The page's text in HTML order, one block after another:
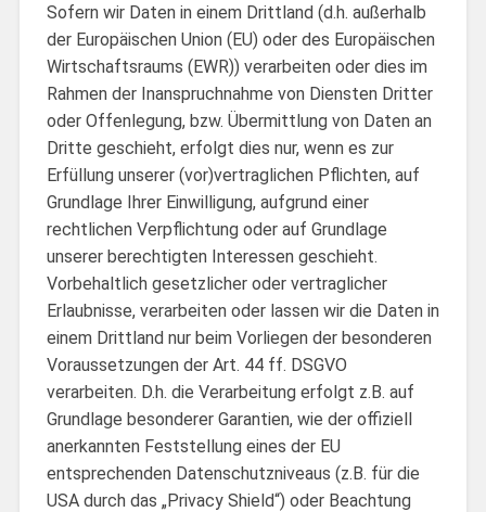
Sofern wir Daten in einem Drittland (d.h. außerhalb
der Europäischen Union (EU) oder des Europäischen
Wirtschaftsraums (EWR)) verarbeiten oder dies im
Rahmen der Inanspruchnahme von Diensten Dritter
oder Offenlegung, bzw. Übermittlung von Daten an
Dritte geschieht, erfolgt dies nur, wenn es zur
Erfüllung unserer (vor)vertraglichen Pflichten, auf
Grundlage Ihrer Einwilligung, aufgrund einer
rechtlichen Verpflichtung oder auf Grundlage
unserer berechtigten Interessen geschieht.
Vorbehaltlich gesetzlicher oder vertraglicher
Erlaubnisse, verarbeiten oder lassen wir die Daten in
einem Drittland nur beim Vorliegen der besonderen
Voraussetzungen der Art. 44 ff. DSGVO
verarbeiten. D.h. die Verarbeitung erfolgt z.B. auf
Grundlage besonderer Garantien, wie der offiziell
anerkannten Feststellung eines der EU
entsprechenden Datenschutzniveaus (z.B. für die
USA durch das „Privacy Shield“) oder Beachtung